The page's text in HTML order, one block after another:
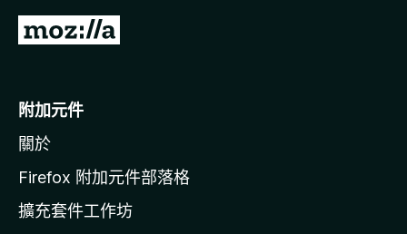
前
o
i
l
a
附加元件
關於
Firefox 附加元件部落格
擴充套件工作坊